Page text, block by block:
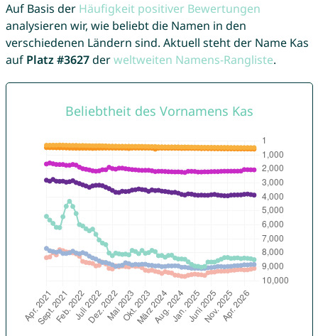
Auf Basis der Häufigkeit positiver Bewertungen
analysieren wir, wie beliebt die Namen in den
verschiedenen Ländern sind. Aktuell steht der Name Kas
auf Platz #3627derweltweiten Namens-Rangliste.